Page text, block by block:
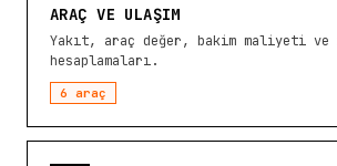
ARAÇ VE ULAŞIM
Yakıt, araç değer, bakim maliyeti ve
hesaplamaları.
6 araç